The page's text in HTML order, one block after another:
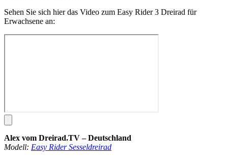
Sehen Sie sich hier das Video zum Easy Rider 3 Dreirad für
Erwachsene an:
Alex vom Dreirad.TV – Deutschland
Modell: Easy Rider Sesseldreirad